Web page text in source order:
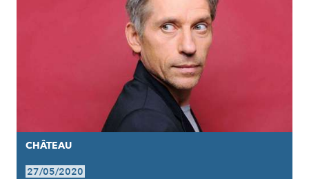
CHÂTEAU
27/05/2020